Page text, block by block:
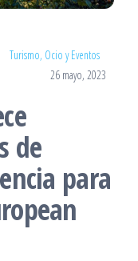
Turismo, Ocio y Eventos
26 mayo, 2023
de
para